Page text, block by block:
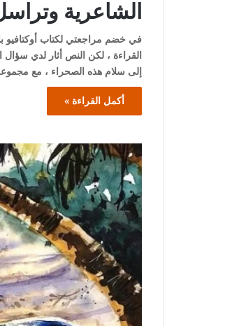
الشاعرية
في خضم مراجعتي لكتاب أوكتافيو
القراءة ، لكن النص أثار لدي
إلى سلام هذه الصحراء ، مع
أكمل القراءة »